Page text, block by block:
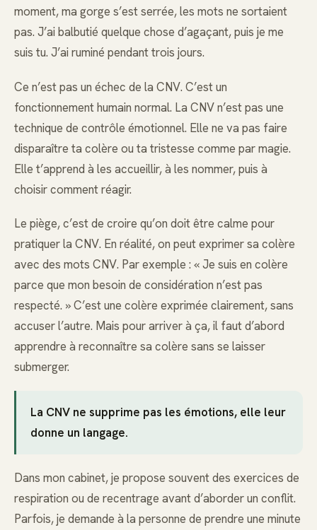
moment, ma gorge s’est serrée, les mots ne sortaient
pas. J’ai balbutié quelque chose d’agaçant, puis je me
suis tu. J’ai ruminé pendant trois jours.
Ce n’est pas un échec de la CNV. C’est un
fonctionnement humain normal. La CNV n’est pas une
technique de contrôle émotionnel. Elle ne va pas faire
disparaître ta colère ou ta tristesse comme par magie.
Elle t’apprend à les accueillir, à les nommer, puis à
choisir comment réagir.
Le piège, c’est de croire qu’on doit être calme pour
pratiquer la CNV. En réalité, on peut exprimer sa colère
avec des mots CNV. Par exemple : « Je suis en colère
parce que mon besoin de considération n’est pas
respecté. » C’est une colère exprimée clairement, sans
accuser l’autre. Mais pour arriver à ça, il faut d’abord
apprendre à reconnaître sa colère sans se laisser
submerger.
La CNV ne supprime pas les émotions, elle leur
donne un langage.
Dans mon cabinet, je propose souvent des exercices de
respiration ou de recentrage avant d’aborder un conflit.
Parfois, je demande à la personne de prendre une minute